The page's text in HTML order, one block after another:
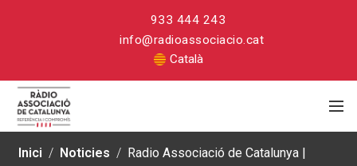
933 444 243
info@radioassociacio.cat
Català
Inici / Noticies / Radio Associació de Catalunya |